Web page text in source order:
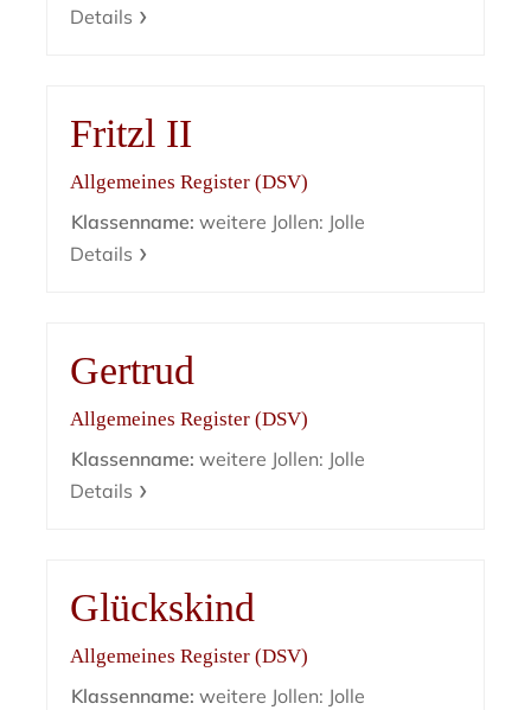
Details
Fritzl II
Allgemeines Register (DSV)
Klassenname: weitere Jollen: Jolle
Details
Gertrud
Allgemeines Register (DSV)
Klassenname: weitere Jollen: Jolle
Details
Glückskind
Allgemeines Register (DSV)
Klassenname: weitere Jollen: Jolle